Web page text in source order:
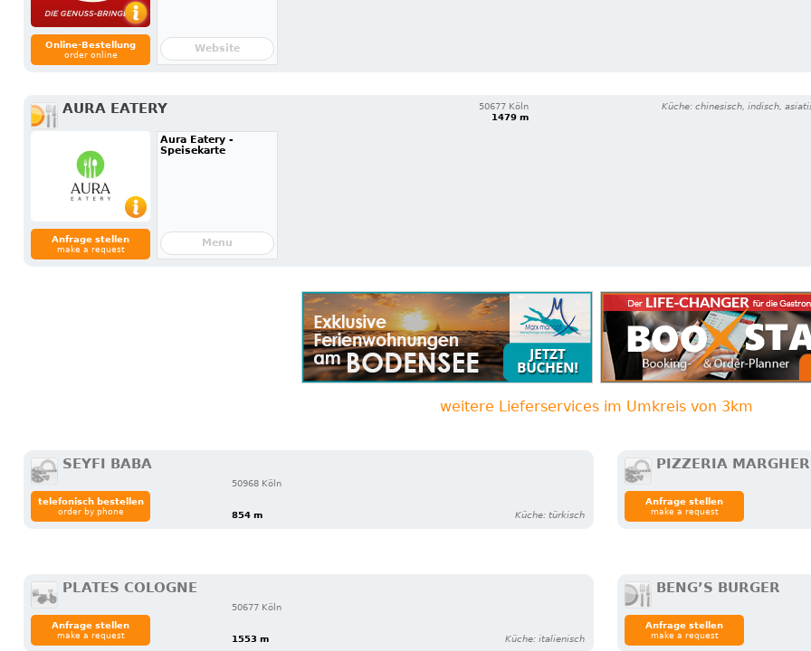
Online-Bestellung
order online
Website
AURA EATERY
50677 Köln
1479 m
Küche: chinesisch, indisch,
Anfrage stellen
make a request
Aura Eatery -
Speisekarte
Menu
weitere Lieferservices im Umkreis von 3km
SEYFI BABA
50968 Köln
854 m Küche: türkisch
telefonisch bestellen
order by phone
PIZZERIA
Anfrage stellen
make a request
PLATES COLOGNE
50677 Köln
1553 m Küche: italienisch
Anfrage stellen
make a request
BENG’S BURGER
Anfrage stellen
make a request